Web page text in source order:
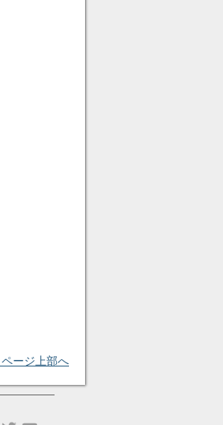
ージ上部へ